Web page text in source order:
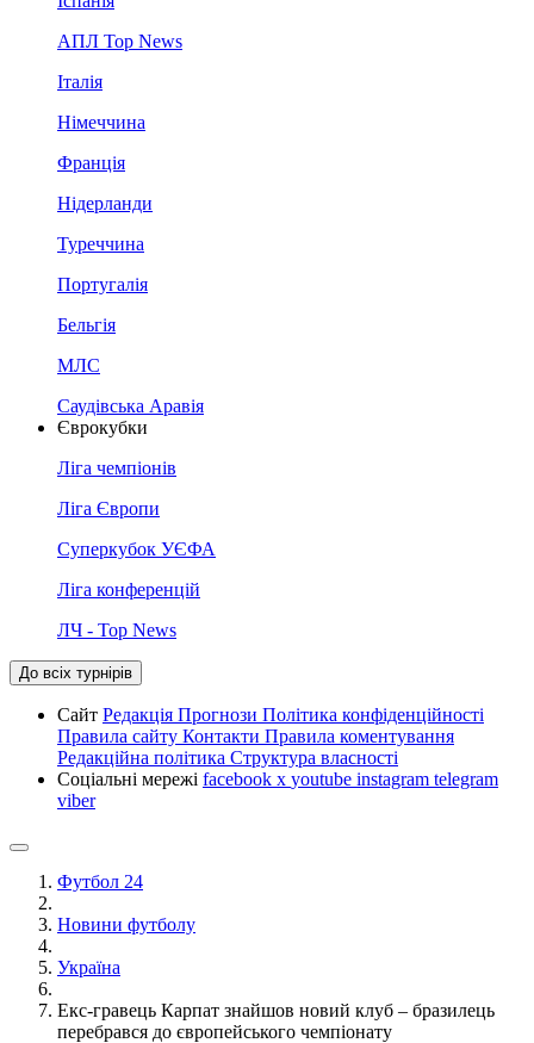
АПЛ Top News
Італія
Німеччина
Франція
Нідерланди
Туреччина
Португалія
Бельгія
МЛС
Саудівська Аравія
Єврокубки
Ліга чемпіонів
Ліга Європи
Суперкубок УЄФА
Ліга конференцій
ЛЧ - Top News
До всіх турнірів
Сайт Редакція Прогнози Політика конфіденційності
Правила сайту Контакти Правила коментування
Редакційна політика Структура власності
Соціальні мережі facebook x youtube instagram telegram
viber
Футбол 24
Новини футболу
Україна
Екс-гравець Карпат знайшов новий клуб – бразилець
перебрався до європейського чемпіонату